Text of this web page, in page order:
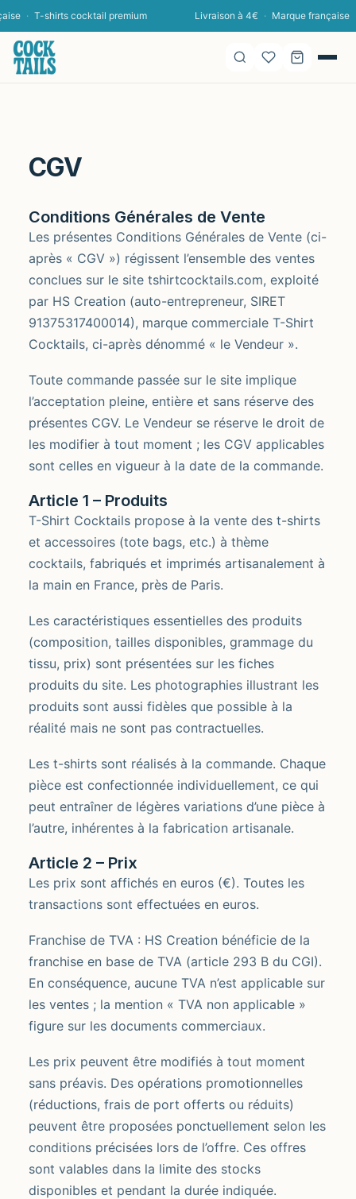
· T-shirts cocktail premium Livraison à 4€ · Marque française ·
CGV
Conditions Générales de Vente
Les présentes Conditions Générales de Vente (ci-
après « CGV ») régissent l’ensemble des ventes
conclues sur le site tshirtcocktails.com, exploité
par HS Creation (auto-entrepreneur, SIRET
91375317400014), marque commerciale T-Shirt
Cocktails, ci-après dénommé « le Vendeur ».
Toute commande passée sur le site implique
l’acceptation pleine, entière et sans réserve des
présentes CGV. Le Vendeur se réserve le droit de
les modifier à tout moment ; les CGV applicables
sont celles en vigueur à la date de la commande.
Article 1 – Produits
T-Shirt Cocktails propose à la vente des t-shirts
et accessoires (tote bags, etc.) à thème
cocktails, fabriqués et imprimés artisanalement à
la main en France, près de Paris.
Les caractéristiques essentielles des produits
(composition, tailles disponibles, grammage du
tissu, prix) sont présentées sur les fiches
produits du site. Les photographies illustrant les
produits sont aussi fidèles que possible à la
réalité mais ne sont pas contractuelles.
Les t-shirts sont réalisés à la commande. Chaque
pièce est confectionnée individuellement, ce qui
peut entraîner de légères variations d’une pièce à
l’autre, inhérentes à la fabrication artisanale.
Article 2 – Prix
Les prix sont affichés en euros (€). Toutes les
transactions sont effectuées en euros.
Franchise de TVA : HS Creation bénéficie de la
franchise en base de TVA (article 293 B du CGI).
En conséquence, aucune TVA n’est applicable sur
les ventes ; la mention « TVA non applicable »
figure sur les documents commerciaux.
Les prix peuvent être modifiés à tout moment
sans préavis. Des opérations promotionnelles
(réductions, frais de port offerts ou réduits)
peuvent être proposées ponctuellement selon les
conditions précisées lors de l’offre. Ces offres
sont valables dans la limite des stocks
disponibles et pendant la durée indiquée.